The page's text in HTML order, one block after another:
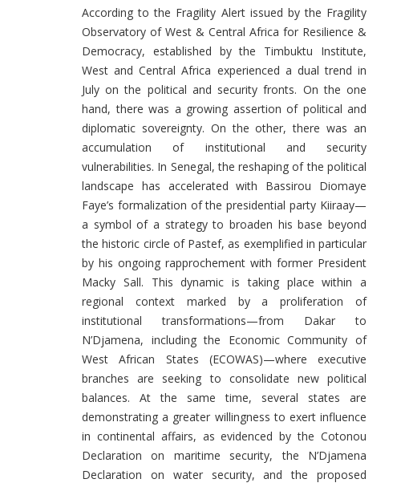
According to the Fragility Alert issued by the Fragility
Observatory of West & Central Africa for Resilience &
Democracy, established by the Timbuktu Institute,
West and Central Africa experienced a dual trend in
July on the political and security fronts. On the one
hand, there was a growing assertion of political and
diplomatic sovereignty. On the other, there was an
accumulation of institutional and security
vulnerabilities. In Senegal, the reshaping of the political
landscape has accelerated with Bassirou Diomaye
Faye’s formalization of the presidential party Kiiraay—
a symbol of a strategy to broaden his base beyond
the historic circle of Pastef, as exemplified in particular
by his ongoing rapprochement with former President
Macky Sall. This dynamic is taking place within a
regional context marked by a proliferation of
institutional transformations—from Dakar to
N’Djamena, including the Economic Community of
West African States (ECOWAS)—where executive
branches are seeking to consolidate new political
balances. At the same time, several states are
demonstrating a greater willingness to exert influence
in continental affairs, as evidenced by the Cotonou
Declaration on maritime security, the N’Djamena
Declaration on water security, and the proposed